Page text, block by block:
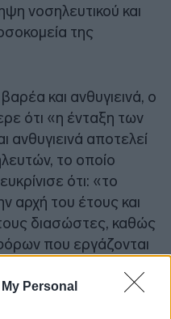
Personal
νοσηλευτικού και
της
και ανθυγιεινά, ο
ότι «η ένταξη των
ανθυγιεινά αποτελεί
το οποίο
ότι: «το
αρχή του έτους και
διασώστες, καθώς
που εργάζονται